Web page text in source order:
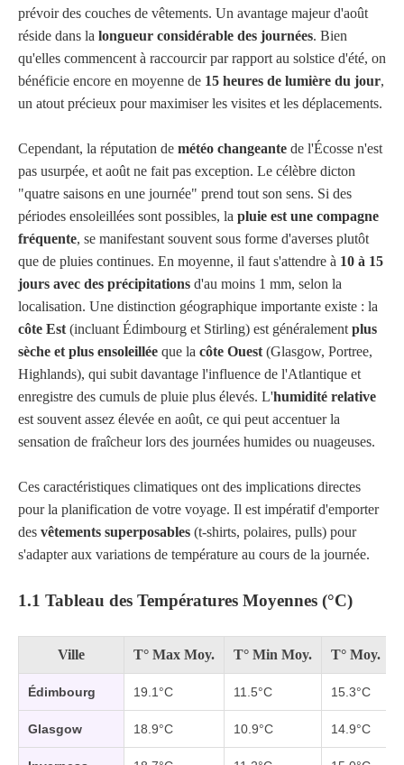
prévoir des couches de vêtements. Un avantage majeur d'août
réside dans la longueur considérable des journées. Bien
qu'elles commencent à raccourcir par rapport au solstice d'été, on
bénéficie encore en moyenne de 15 heures de lumière du jour,
un atout précieux pour maximiser les visites et les déplacements.
Cependant, la réputation de météo changeante de l'Écosse n'est
pas usurpée, et août ne fait pas exception. Le célèbre dicton
"quatre saisons en une journée" prend tout son sens. Si des
périodes ensoleillées sont possibles, la pluie est une compagne
fréquente, se manifestant souvent sous forme d'averses plutôt
que de pluies continues. En moyenne, il faut s'attendre à 10 à 15
jours avec des précipitations d'au moins 1 mm, selon la
localisation. Une distinction géographique importante existe : la
côte Est (incluant Édimbourg et Stirling) est généralement plus
sèche et plus ensoleillée que la côte Ouest (Glasgow, Portree,
Highlands), qui subit davantage l'influence de l'Atlantique et
enregistre des cumuls de pluie plus élevés. L'humidité relative
est souvent assez élevée en août, ce qui peut accentuer la
sensation de fraîcheur lors des journées humides ou nuageuses.
Ces caractéristiques climatiques ont des implications directes
pour la planification de votre voyage. Il est impératif d'emporter
des vêtements superposables (t-shirts, polaires, pulls) pour
s'adapter aux variations de température au cours de la journée.
1.1 Tableau des Températures Moyennes (°C)
Ville T° Max Moy. T° Min Moy. T° Moy.
Édimbourg 19.1°C 11.5°C 15.3°C
Glasgow 18.9°C 10.9°C 14.9°C